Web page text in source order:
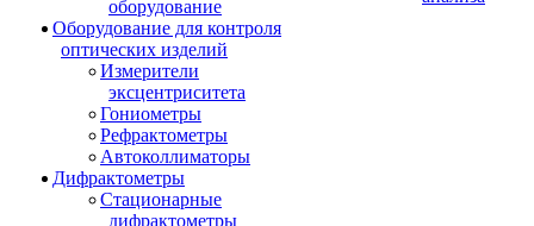
оборудование
Оборудование для контроля
оптических изделий
Измерители
эксцентриситета
Гониометры
Рефрактометры
Автоколлиматоры
Дифрактометры
Стационарные
дифрактометры